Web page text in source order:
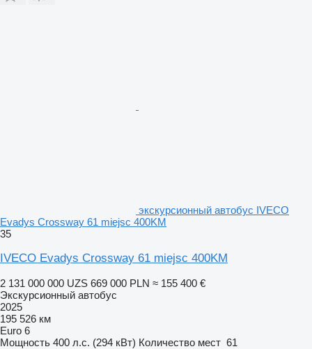
экскурсионный автобус IVECO
Evadys Crossway 61 miejsc 400KM
35
IVECO Evadys Crossway 61 miejsc 400KM
2 131 000 000 UZS 669 000 PLN ≈ 155 400 €
Экскурсионный автобус
2025
195 526 км
Euro 6
Мощность 400 л.с. (294 кВт) Количество мест 61